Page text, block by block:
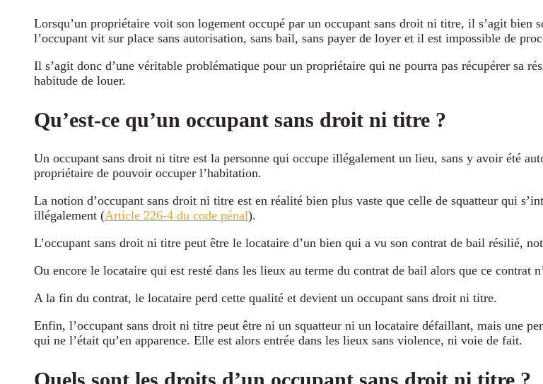
Lorsqu’un propriétaire voit son logement occupé par un occupant sans droit ni titre, il s’agit bien
l’occupant vit sur place sans autorisation, sans bail, sans payer de loyer et il est impossible de
Il s’agit donc d’une véritable problématique pour un propriétaire qui ne pourra pas récupérer sa
habitude de louer.
Qu’est-ce qu’un occupant sans droit ni titre ?
Un occupant sans droit ni titre est la personne qui occupe illégalement un lieu, sans y avoir été
propriétaire de pouvoir occuper l’habitation.
La notion d’occupant sans droit ni titre est en réalité bien plus vaste que celle de squatteur qui
illégalement (Article 226-4 du code pénal).
L’occupant sans droit ni titre peut être le locataire d’un bien qui a vu son contrat de bail résilié,
Ou encore le locataire qui est resté dans les lieux au terme du contrat de bail alors que ce contrat
A la fin du contrat, le locataire perd cette qualité et devient un occupant sans droit ni titre.
Enfin, l’occupant sans droit ni titre peut être ni un squatteur ni un locataire défaillant, mais une
qui ne l’était qu’en apparence. Elle est alors entrée dans les lieux sans violence, ni voie de fait.
Quels sont les droits d’un occupant sans droit ni titre ?